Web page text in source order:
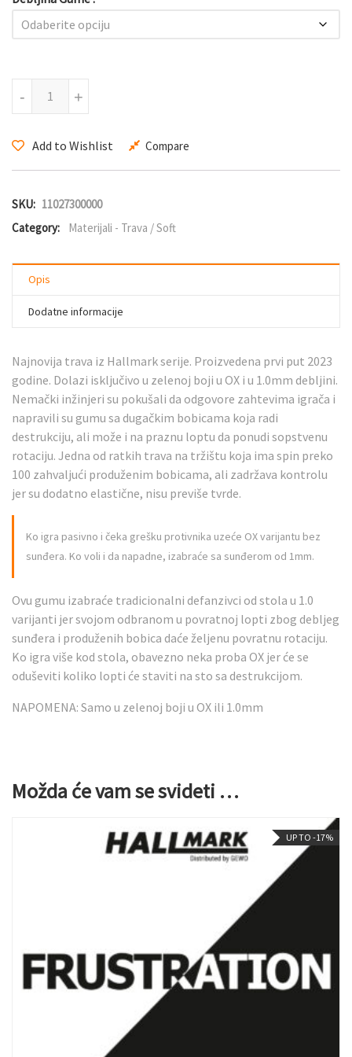
+
-
Add to Wishlist Compare
SKU: 11027300000
Category:
Materijali - Trava / Soft
Opis
Dodatne informacije
Najnovija trava iz Hallmark serije. Proizvedena prvi put 2023
godine. Dolazi isključivo u zelenoj boji u OX i u 1.0mm debljini.
Nemački inžinjeri su pokušali da odgovore zahtevima igrača i
napravili su gumu sa dugačkim bobicama koja radi
destrukciju, ali može i na praznu loptu da ponudi sopstvenu
rotaciju. Jedna od ratkih trava na tržištu koja ima spin preko
100 zahvaljući produženim bobicama, ali zadržava kontrolu
jer su dodatno elastične, nisu previše tvrde.
Ko igra pasivno i čeka grešku protivnika uzeće OX varijantu bez
sunđera. Ko voli i da napadne, izabraće sa sunđerom od 1mm.
Ovu gumu izabraće tradicionalni defanzivci od stola u 1.0
varijanti jer svojom odbranom u povratnoj lopti zbog debljeg
sunđera i produženih bobica daće željenu povratnu rotaciju.
Ko igra više kod stola, obavezno neka proba OX jer će se
oduševiti koliko lopti će staviti na sto sa destrukcijom.
NAPOMENA: Samo u zelenoj boji u OX ili 1.0mm
Možda će vam se svideti …
UP TO -17%